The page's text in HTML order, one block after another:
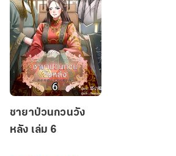
ป่วน
กวน
ชายาป่วนกวนวัง
หลัง เล่ม 6